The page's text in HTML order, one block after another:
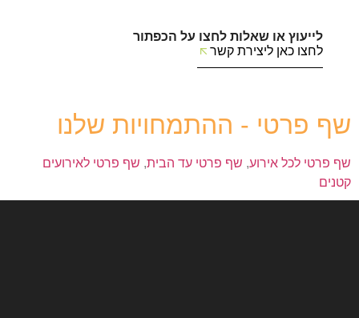
לייעוץ או שאלות לחצו על הכפתור
לחצו כאן ליצירת קשר
שף פרטי - ההתמחויות שלנו
שף פרטי לכל אירוע, שף פרטי עד הבית, שף פרטי לאירועים
קטנים